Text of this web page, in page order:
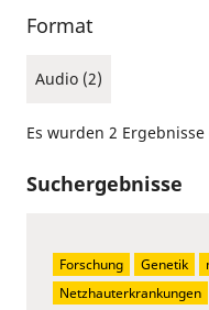
Format
Audio (2)
Es wurden 2
Suchergebnisse
Forschung Genetik
Netzhauterkrankungen